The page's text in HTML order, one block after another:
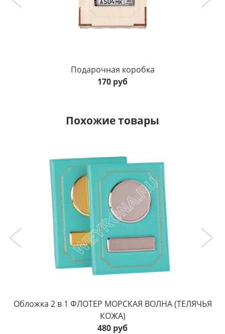
Подарочная коробка
170 руб
Похожие товары
Обложка 2 в 1 ФЛОТЕР МОРСКАЯ ВОЛНА (ТЕЛЯЧЬЯ
КОЖА)
480 руб